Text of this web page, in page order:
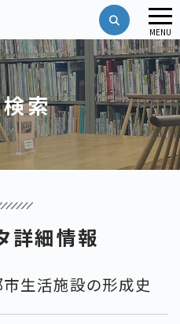
索
詳細情報
生活施設の形成史
メ
ニ
ュ
ー
MENU